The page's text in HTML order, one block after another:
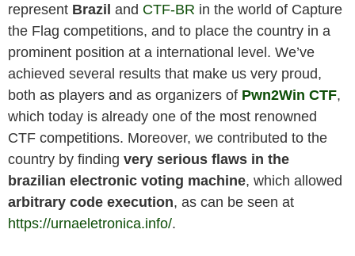
represent Brazil and CTF-BR in the world of Capture
the Flag competitions, and to place the country in a
prominent position at a international level. We’ve
achieved several results that make us very proud,
both as players and as organizers of Pwn2Win CTF,
which today is already one of the most renowned
CTF competitions. Moreover, we contributed to the
country by finding very serious flaws in the
brazilian electronic voting machine, which allowed
arbitrary code execution, as can be seen at
https://urnaeletronica.info/.